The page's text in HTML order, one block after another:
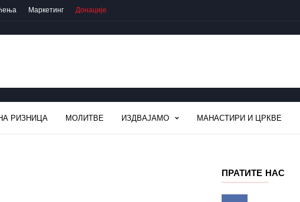
Маркетинг Донације
РИЗНИЦА МОЛИТВЕ ИЗДВАЈАМО МАНАСТИРИ И ЦРКВЕ
ПРАТИТЕ НАС